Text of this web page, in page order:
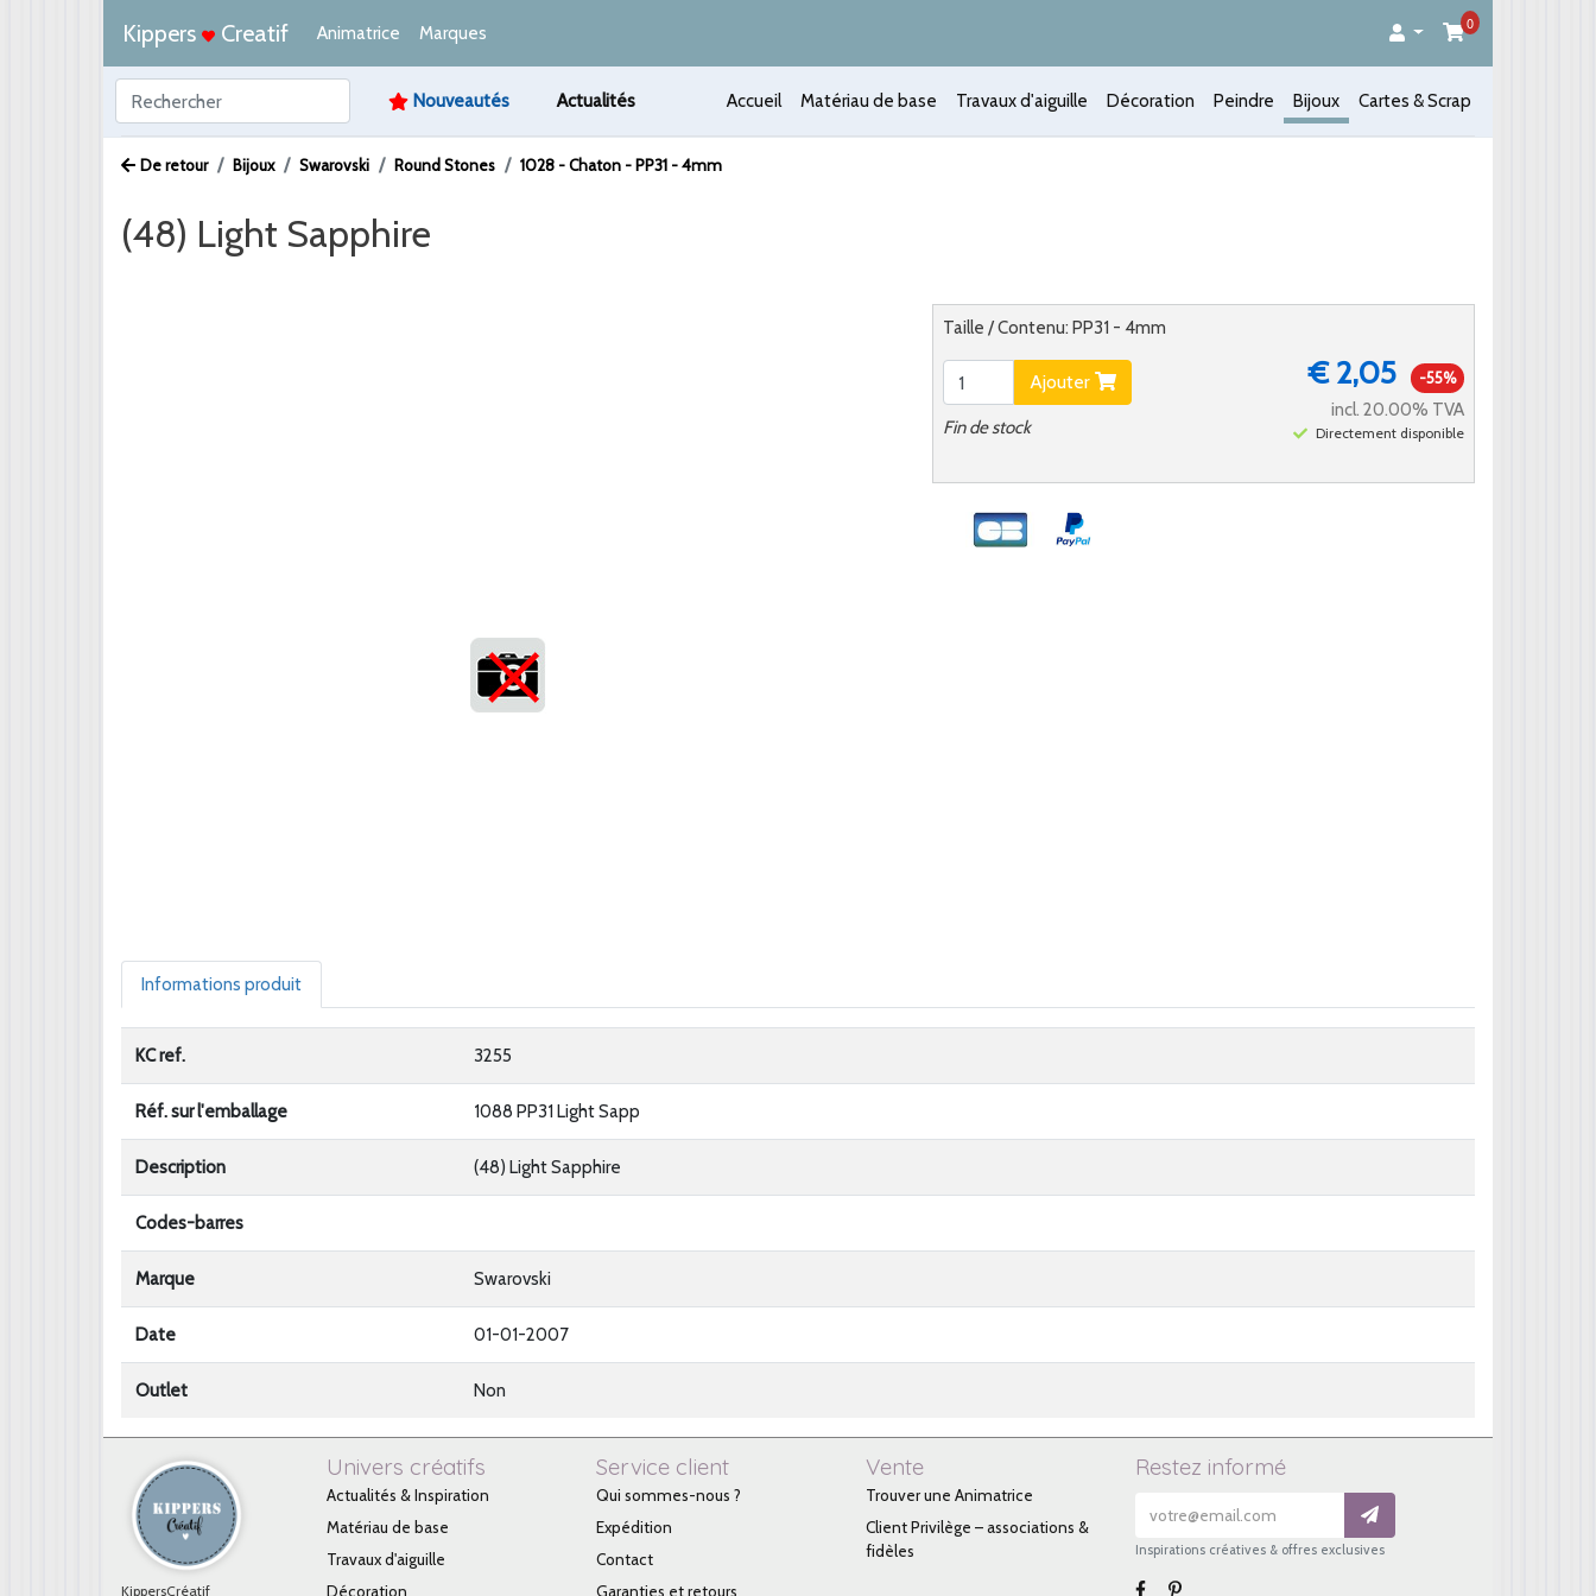
Kippers Creatif Animatrice Marques 0
Nouveautés Actualités Accueil Matériau de base Travaux d'aiguille Décoration Peindre Bijoux Cartes & Scrap
De retour Bijoux Swarovski Round Stones 1028 - Chaton - PP31 - 4mm
(48) Light Sapphire
Taille / Contenu: PP31 - 4mm
Ajouter
Fin de stock
€ 2,05 -55%
incl. 20.00% TVA
Directement disponible
Informations produit
KC ref. 3255
Réf. sur l'emballage 1088 PP31 Light Sapp
Description (48) Light Sapphire
Codes-barres
Marque Swarovski
Date 01-01-2007
Outlet Non
KippersCréatif
Univers créatifs
Actualités & Inspiration
Matériau de base
Travaux d'aiguille
Décoration
Service client
Qui sommes-nous ?
Expédition
Contact
Garanties et retours
Vente
Trouver une Animatrice
Client Privilège – associations &
fidèles
Restez informé
Inspirations créatives & offres exclusives